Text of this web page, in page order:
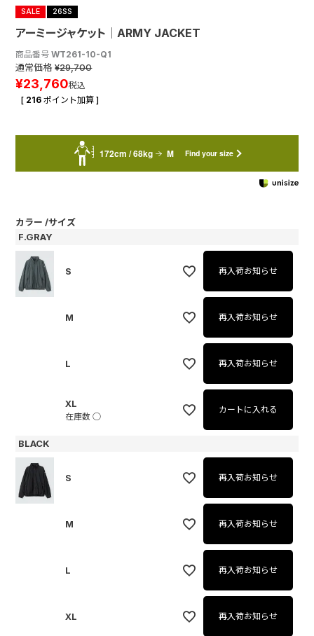
SALE 26SS
アーミージャケット│ARMY JACKET
商品番号 WT261-10-Q1
通常価格 ¥29,700
¥23,760税込
[ 216 ポイント加算 ]
172cm / 68kg M Find your size
カラー サイズ
F.GRAY
S 再入荷お知らせ
M 再入荷お知らせ
L 再入荷お知らせ
XL
在庫数 ○
カートに入れる
BLACK
S 再入荷お知らせ
M 再入荷お知らせ
L 再入荷お知らせ
XL 再入荷お知らせ